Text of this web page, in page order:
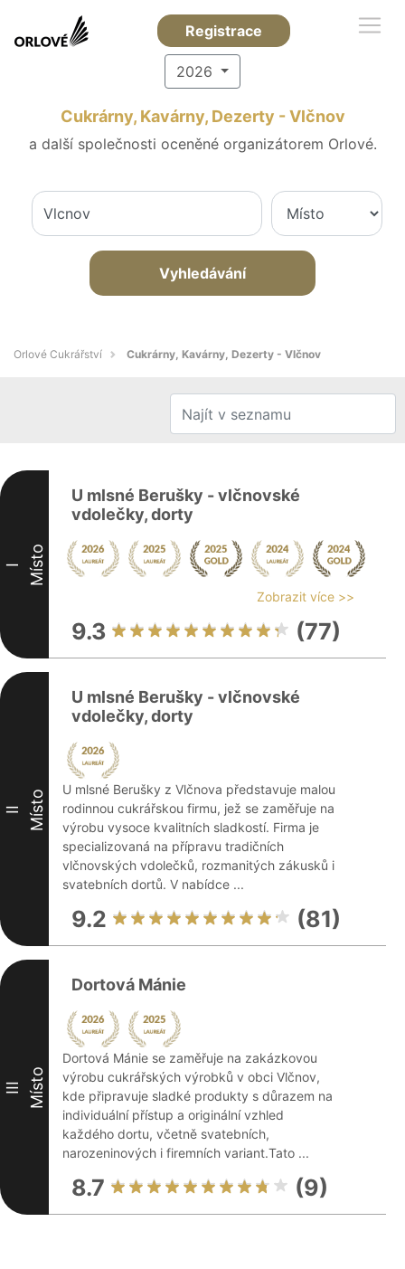
Registrace
2026
Cukrárny, Kavárny, Dezerty - Vlčnov
a další společnosti oceněné organizátorem Orlové.
Vyhledávání
Orlové Cukrářství Cukrárny, Kavárny, Dezerty - Vlčnov
I Místo
U mlsné Berušky - vlčnovské
vdolečky, dorty
Zobrazit více >>
9.3 (77)
II Místo
U mlsné Berušky - vlčnovské
vdolečky, dorty
U mlsné Berušky z Vlčnova představuje malou
rodinnou cukrářskou firmu, jež se zaměřuje na
výrobu vysoce kvalitních sladkostí. Firma je
specializovaná na přípravu tradičních
vlčnovských vdolečků, rozmanitých zákusků i
svatebních dortů. V nabídce ...
9.2 (81)
III Místo
Dortová Mánie
Dortová Mánie se zaměřuje na zakázkovou
výrobu cukrářských výrobků v obci Vlčnov,
kde připravuje sladké produkty s důrazem na
individuální přístup a originální vzhled
každého dortu, včetně svatebních,
narozeninových i firemních variant.Tato ...
8.7 (9)